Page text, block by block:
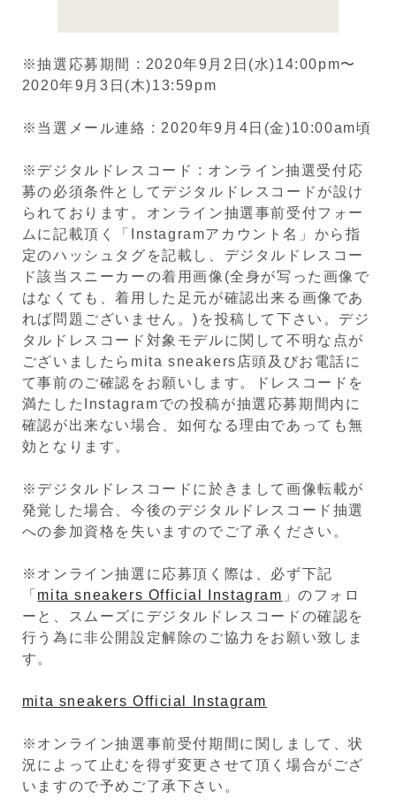
※抽選応募期間 : 2020年9月2日(水)14:00pm〜
2020年9月3日(木)13:59pm
※当選メール連絡 : 2020年9月4日(金)10:00am頃
※デジタルドレスコード : オンライン抽選受付応
募の必須条件としてデジタルドレスコードが設け
られております。オンライン抽選事前受付フォー
ムに記載頂く「Instagramアカウント名」から指
定のハッシュタグを記載し、デジタルドレスコー
ド該当スニーカーの着用画像(全身が写った画像で
はなくても、着用した足元が確認出来る画像であ
れば問題ございません。)を投稿して下さい。デジ
タルドレスコード対象モデルに関して不明な点が
ございましたらmita sneakers店頭及びお電話に
て事前のご確認をお願いします。ドレスコードを
満たしたInstagramでの投稿が抽選応募期間内に
確認が出来ない場合、如何なる理由であっても無
効となります。
※デジタルドレスコードに於きまして画像転載が
発覚した場合、今後のデジタルドレスコード抽選
への参加資格を失いますのでご了承ください。
※オンライン抽選に応募頂く際は、必ず下記
「 mita sneakers Official Instagram 」のフォロ
ーと、スムーズにデジタルドレスコードの確認を
行う為に非公開設定解除のご協力をお願い致しま
す。
mita sneakers Official Instagram
※オンライン抽選事前受付期間に関しまして、状
況によって止むを得ず変更させて頂く場合がござ
いますので予めご了承下さい。